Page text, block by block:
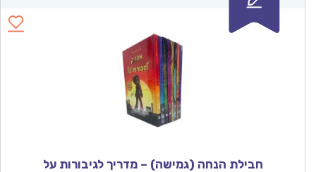
חבילת הנחה (גמישה) – מדריך לגיבורות על